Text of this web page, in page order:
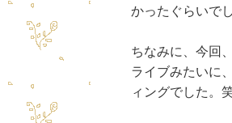
かったぐらいで
ちなみに、今回
ライブみたいに
ィングでした。